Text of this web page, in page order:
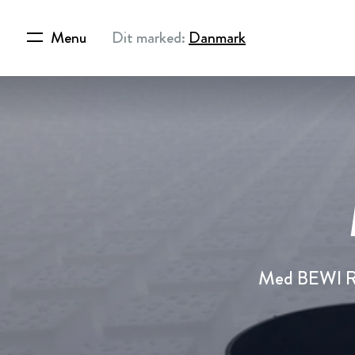
Menu Dit marked:Danmark
Med BEWI